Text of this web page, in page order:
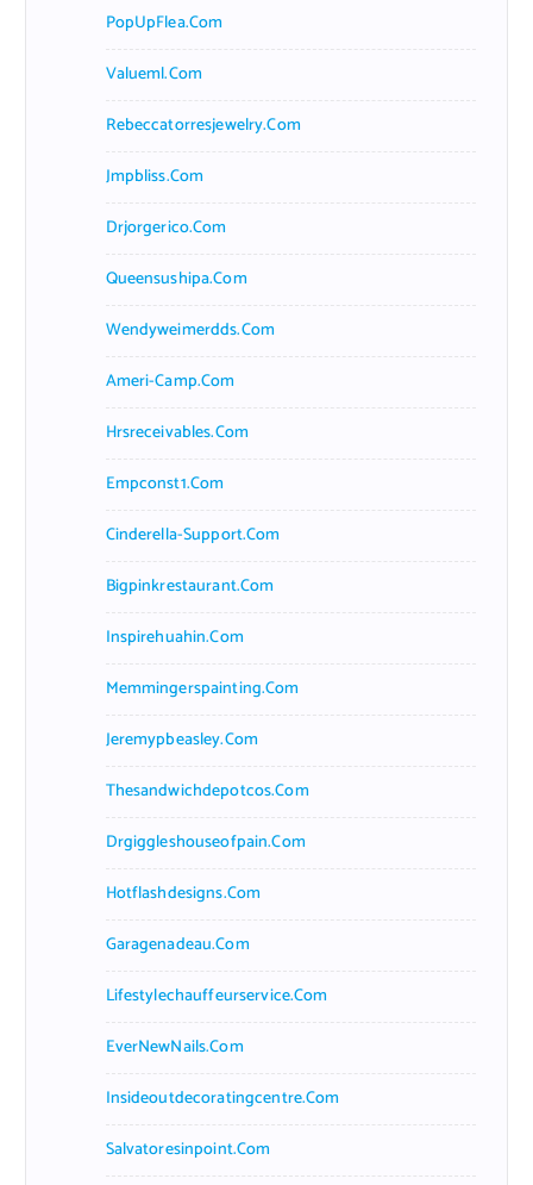
PopUpFlea.com
Valueml.com
Rebeccatorresjewelry.com
Jmpbliss.com
Drjorgerico.com
Queensushipa.com
Wendyweimerdds.com
Ameri-Camp.com
Hrsreceivables.com
Empconst1.com
Cinderella-Support.com
Bigpinkrestaurant.com
Inspirehuahin.com
Memmingerspainting.com
Jeremypbeasley.com
Thesandwichdepotcos.com
Drgiggleshouseofpain.com
Hotflashdesigns.com
Garagenadeau.com
Lifestylechauffeurservice.com
EverNewNails.com
Insideoutdecoratingcentre.com
Salvatoresinpoint.com